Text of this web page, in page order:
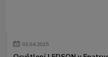
02.04.2025